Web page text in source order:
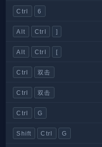
Ctrl 6
Alt Ctrl ]
Alt Ctrl [
Ctrl 双击
Ctrl 双击
Ctrl G
Shift Ctrl G